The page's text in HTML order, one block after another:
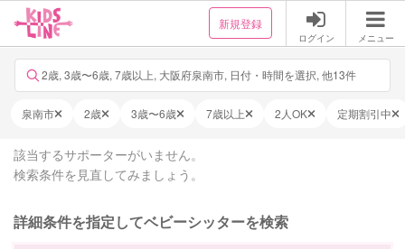
新規登録
ログイン メニュー
2歳, 3歳〜6歳, 7歳以上, 大阪府泉南市, 日付・時間を選択, 他13件
泉南市 2歳 3歳〜6歳 7歳以上 2人OK 定期割引中
該当するサポーターがいません。
検索条件を見直してみましょう。
詳細条件を指定してベビーシッターを検索